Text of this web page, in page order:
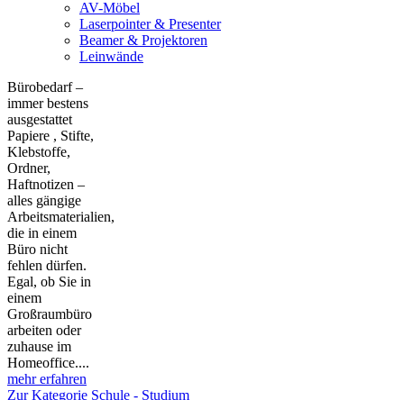
AV-Möbel
Laserpointer & Presenter
Beamer & Projektoren
Leinwände
Bürobedarf –
immer bestens
ausgestattet
Papiere , Stifte,
Klebstoffe,
Ordner,
Haftnotizen –
alles gängige
Arbeitsmaterialien,
die in einem
Büro nicht
fehlen dürfen.
Egal, ob Sie in
einem
Großraumbüro
arbeiten oder
zuhause im
Homeoffice....
mehr erfahren
Zur Kategorie Schule - Studium